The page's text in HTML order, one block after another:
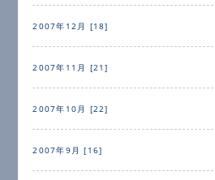
2007年12月 [18]
2007年11月 [21]
2007年10月 [22]
2007年9月 [16]